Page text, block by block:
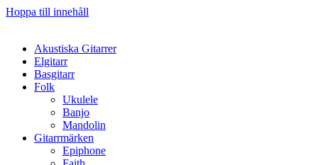
Hoppa till innehåll
Akustiska Gitarrer
Elgitarr
Basgitarr
Folk
Ukulele
Banjo
Mandolin
Gitarrmärken
Epiphone